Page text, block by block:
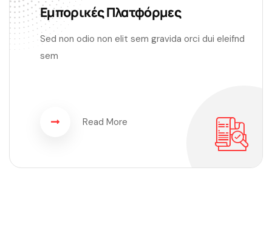
Εμπορικές Πλατφόρμες
Sed non odio non elit sem gravida orci dui eleifnd
sem
Read More